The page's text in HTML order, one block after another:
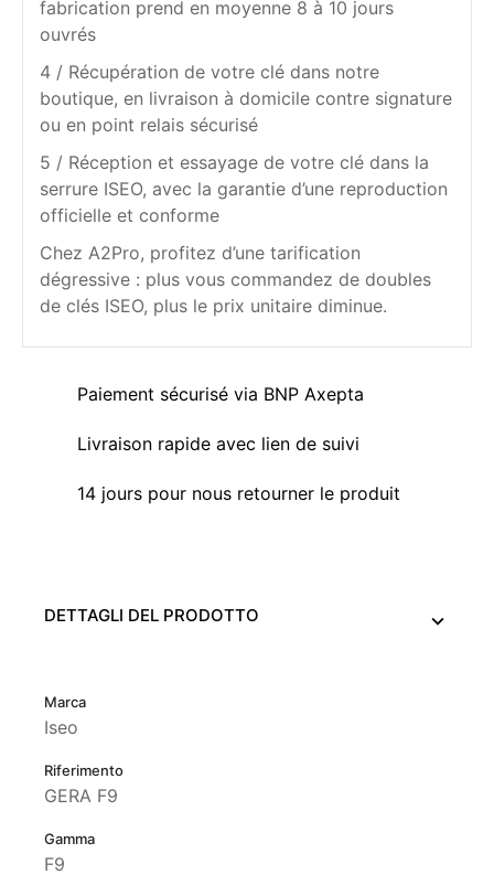
fabrication prend en moyenne 8 à 10 jours
ouvrés
4 / Récupération de votre clé dans notre
boutique, en livraison à domicile contre signature
ou en point relais sécurisé
5 / Réception et essayage de votre clé dans la
serrure ISEO, avec la garantie d’une reproduction
officielle et conforme
Chez A2Pro, profitez d’une tarification
dégressive : plus vous commandez de doubles
de clés ISEO, plus le prix unitaire diminue.
Paiement sécurisé via BNP Axepta
Livraison rapide avec lien de suivi
14 jours pour nous retourner le produit
DETTAGLI DEL PRODOTTO
Marca
Iseo
Riferimento
GERA F9
Gamma
F9